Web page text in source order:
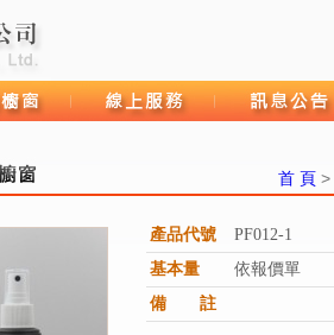
訊息公告
首 頁>
產品代號 PF012-1
基本量
依報價單
備 註